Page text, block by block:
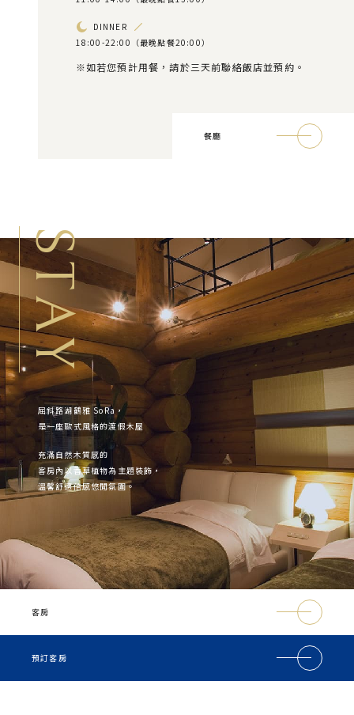
DINNER
18:00-22:00（最晚點餐20:00）
※如若您預計用餐，請於三天前聯絡飯店並預約。
餐廳
S
T
A
Y
屈斜路湖鶴雅 SoRa，
是一座歐式風格的渡假木屋
充滿自然木質感的
客房內以香草植物為主題裝飾，
溫馨舒適倍感悠閒氛圍。
客房
預訂客房